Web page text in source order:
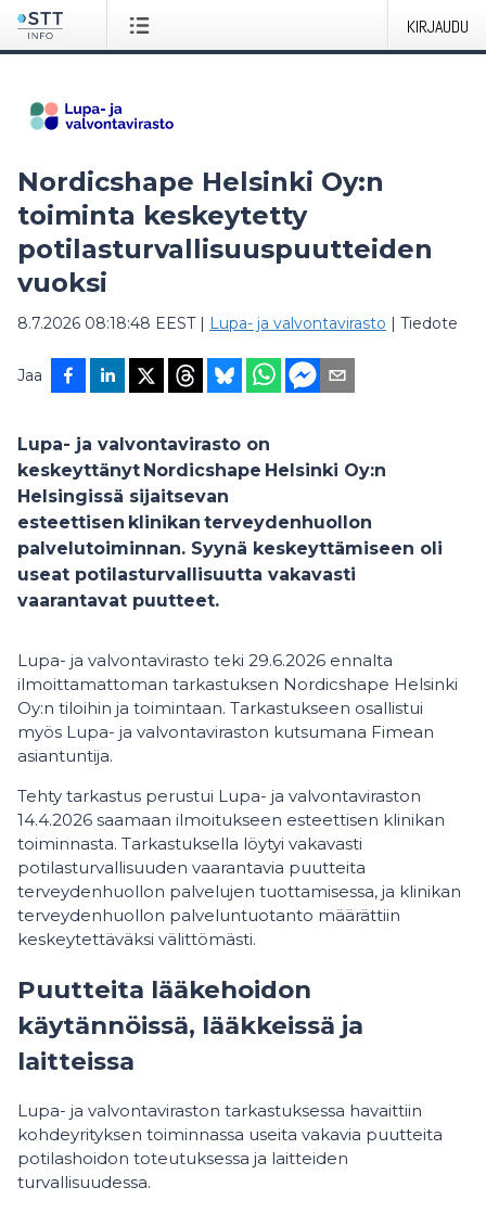
KIRJAUDU
Nordicshape Helsinki Oy:n
toiminta keskeytetty
potilasturvallisuuspuutteiden
vuoksi
8.7.2026 08:18:48 EEST| Lupa- ja valvontavirasto | Tiedote
Jaa
Lupa- ja valvontavirasto on
keskeyttänyt Nordicshape Helsinki Oy:n
Helsingissä sijaitsevan
esteettisen klinikan terveydenhuollon
palvelutoiminnan. Syynä keskeyttämiseen oli
useat potilasturvallisuutta vakavasti
vaarantavat puutteet.
Lupa- ja valvontavirasto teki 29.6.2026 ennalta
ilmoittamattoman tarkastuksen Nordicshape Helsinki
Oy:n tiloihin ja toimintaan. Tarkastukseen osallistui
myös Lupa- ja valvontaviraston kutsumana Fimean
asiantuntija.
Tehty tarkastus perustui Lupa- ja valvontaviraston
14.4.2026 saamaan ilmoitukseen esteettisen klinikan
toiminnasta. Tarkastuksella löytyi vakavasti
potilasturvallisuuden vaarantavia puutteita
terveydenhuollon palvelujen tuottamisessa, ja klinikan
terveydenhuollon palveluntuotanto määrättiin
keskeytettäväksi välittömästi.
Puutteita lääkehoidon
käytännöissä, lääkkeissä ja
laitteissa
Lupa- ja valvontaviraston tarkastuksessa havaittiin
kohdeyrityksen toiminnassa useita vakavia puutteita
potilashoidon toteutuksessa ja laitteiden
turvallisuudessa.